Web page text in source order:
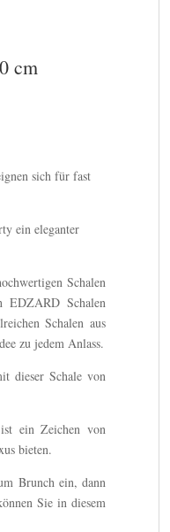
cm
sich für fast
ein eleganter
Schalen
EDZARD Schalen
Schalen aus
zu jedem Anlass.
dieser Schale von
ein Zeichen von
bieten.
Brunch ein, dann
Sie in diesem